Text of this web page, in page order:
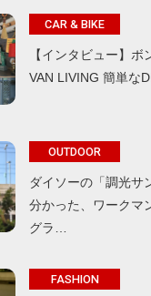
CAR & BIKE
【インタビュー】
VAN LIVING 簡単な
OUTDOOR
ダイソーの「調光サ
分かった、ワークマ
グラ…
FASHION